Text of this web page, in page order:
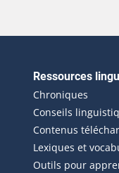
externe s'ouvrira
Ressources
Chroniques
Conseils
Contenus
Lexiques et
Outils pour